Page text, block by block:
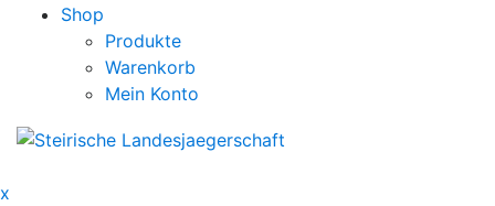
Shop
Produkte
Warenkorb
Mein Konto
x